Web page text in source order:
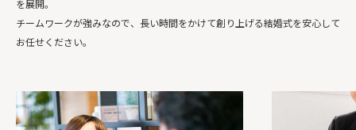
を展開。
チームワークが強みなので、長い時間をかけて創り上げる結婚式を安心して
お任せください。